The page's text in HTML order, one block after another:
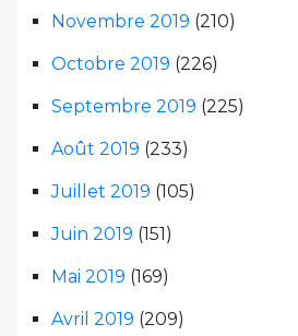
Novembre 2019 (210)
Octobre 2019 (226)
Septembre 2019 (225)
Août 2019 (233)
Juillet 2019 (105)
Juin 2019 (151)
Mai 2019 (169)
Avril 2019 (209)